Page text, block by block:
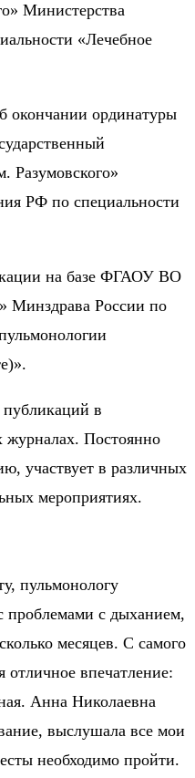
Министерства
«Лечебное
окончании ординатуры
Разумовского»
РФ по специальности
на базе ФГАОУ ВО
России по
в
журналах. Постоянно
участвует в различных
мероприятиях.
пульмонологу
проблемами с дыханием,
месяцев. С самого
отличное впечатление:
Анна Николаевна
выслушала все мои
необходимо пройти.